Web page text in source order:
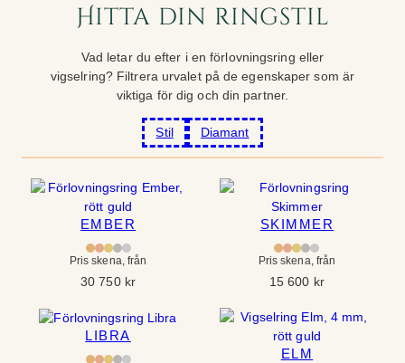
Hitta din ringstil
Vad letar du efter i en förlovningsring eller
vigselring? Filtrera urvalet på de egenskaper som är
viktiga för dig och din partner.
Stil Diamant
EMBER
Pris skena, från
30 750 kr
SKIMMER
Pris skena, från
15 600 kr
LIBRA
ELM